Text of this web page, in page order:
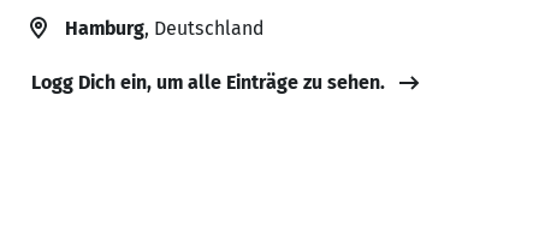
Hamburg, Deutschland
Logg Dich ein, um alle Einträge zu sehen.